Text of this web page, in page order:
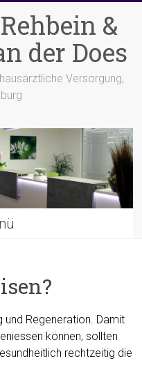
&
der Does
Versorgung,
und Regeneration. Damit
können, sollten
rechtzeitig die